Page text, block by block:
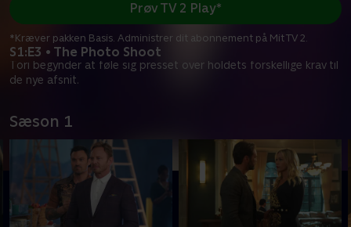
S1:E3 • The Photo Shoot
Tori begynder at føle sig presset over holdets forskellige krav til
de nye afsnit.
Prøv TV 2 Play*
*Kræver pakken Basis. Administrer dit abonnement på Mit TV 2.
Sæson 1